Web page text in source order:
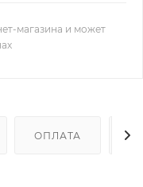
магазина и может
ОПЛАТА